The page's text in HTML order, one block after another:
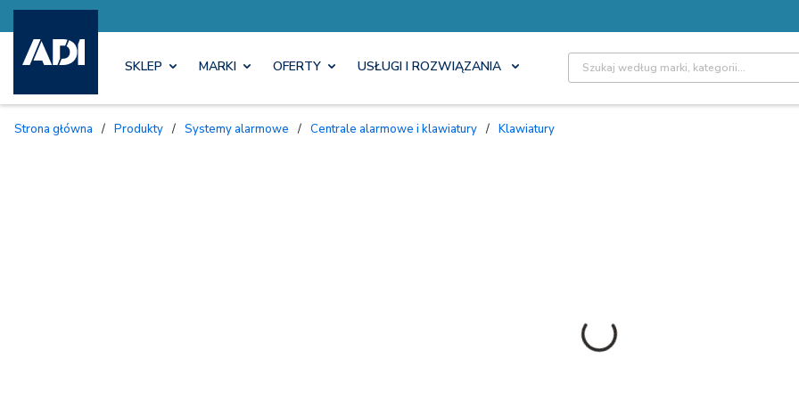
SKLEP MARKI OFERTY USŁUGI I ROZWIĄZANIA Site Search
Strona główna / Produkty / Systemy alarmowe / Centrale alarmowe i klawiatury / Klawiatury